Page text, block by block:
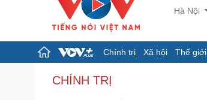
Hà Nội
Chính trị Xã hội Thế giới
Chính trị
CHÍNH TRỊ